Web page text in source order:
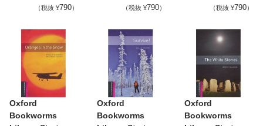
（税抜 ¥790） （税抜 ¥790） （税抜 ¥790）
Oxford
Bookworms
Oxford
Bookworms
Oxford
Bookworms